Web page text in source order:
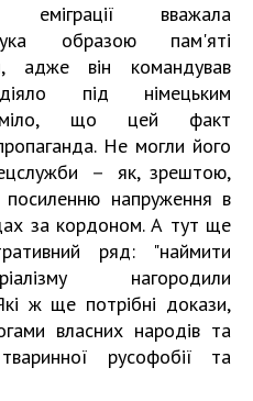
еміграції вважала
образою пам'яті
адже він командував
під німецьким
що цей факт
Не могли його
－ як, зрештою,
напруження в
за кордоном. А тут ще
ряд: "наймити
нагородили
ж ще потрібні докази,
власних народів та
русофобії та